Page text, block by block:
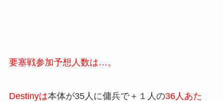
要塞戦参加予想人数は…。
Destinyは本体が35人に傭兵で＋１人の36人あた